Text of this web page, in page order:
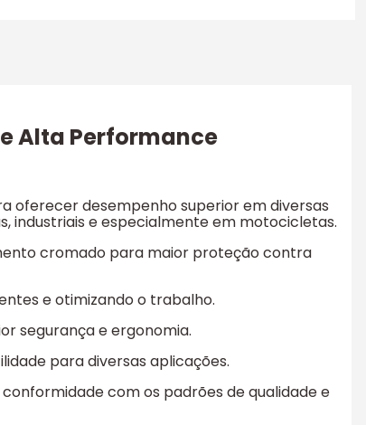
Alta Performance
oferecer desempenho superior em diversas
industriais e especialmente em motocicletas.
cromado para maior proteção contra
e otimizando o trabalho.
segurança e ergonomia.
para diversas aplicações.
com os padrões de qualidade e